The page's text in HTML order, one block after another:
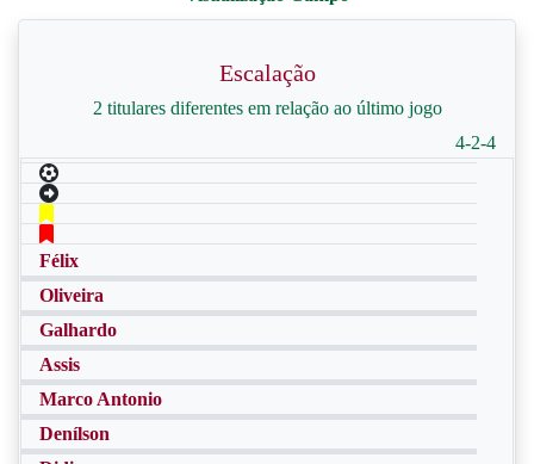
Escalação
2 titulares diferentes em relação ao último jogo
4-2-4
Félix
Oliveira
Galhardo
Assis
Marco Antonio
Denílson